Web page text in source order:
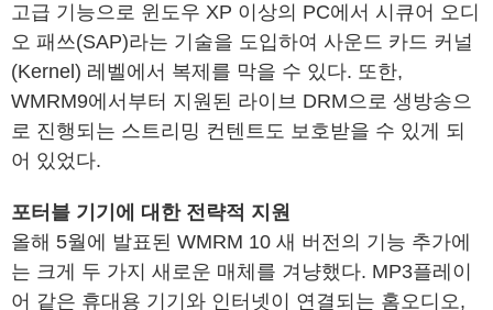
고급 기능으로 윈도우 XP 이상의 PC에서 시큐어 오디
오 패쓰(SAP)라는 기술을 도입하여 사운드 카드 커널
(Kernel) 레벨에서 복제를 막을 수 있다. 또한,
WMRM9에서부터 지원된 라이브 DRM으로 생방송으
로 진행되는 스트리밍 컨텐트도 보호받을 수 있게 되
어 있었다.
포터블 기기에 대한 전략적 지원
올해 5월에 발표된 WMRM 10 새 버전의 기능 추가에
는 크게 두 가지 새로운 매체를 겨냥했다. MP3플레이
어 같은 휴대용 기기와 인터넷이 연결되는 홈오디오,